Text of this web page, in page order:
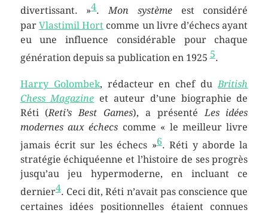
divertissant. »4.Mon systèmeest considéré
par Vlastimil Hort comme un livre d’échecs ayant
eu une influence considérable pour chaque
génération depuis sa publication en 19255.
Harry Golombek, rédacteur en chef duBritish
Chess Magazine et auteur d’une biographie de
Réti (Reti’s Best Games), a présentéLes idées
modernes aux échecs comme « le meilleur livre
jamais écrit sur les échecs »6. Réti y aborde la
stratégie échiquéenne et l’histoire de ses progrès
jusqu’au jeu hypermoderne, en incluant ce
dernier4. Ceci dit, Réti n’avait pas conscience que
certaines idées positionnelles étaient connues